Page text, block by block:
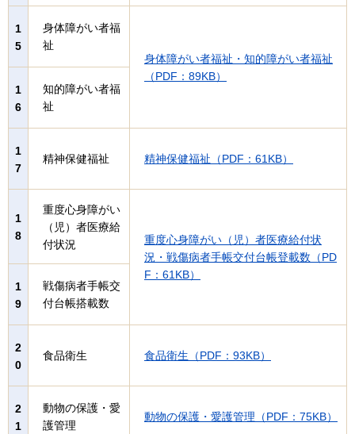
1
5
身体障がい者福
祉
身体障がい者福祉・知的障がい者福祉
（PDF：89KB）
1
6
知的障がい者福
祉
1
7
精神保健福祉 精神保健福祉（PDF：61KB）
1
8
重度心身障がい
（児）者医療給
付状況
重度心身障がい（児）者医療給付状
況・戦傷病者手帳交付台帳登載数（PD
F：61KB）
1
9
戦傷病者手帳交
付台帳搭載数
2
0
食品衛生 食品衛生（PDF：93KB）
2
1
動物の保護・愛
護管理
動物の保護・愛護管理（PDF：75KB）